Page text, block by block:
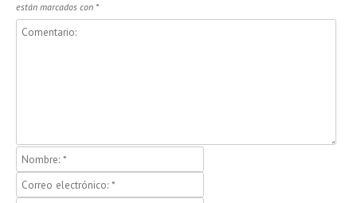
están marcados con *